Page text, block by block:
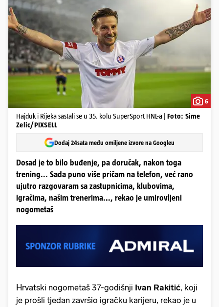
6
Hajduk i Rijeka sastali se u 35. kolu SuperSport HNL-a | Foto: Sime
Zelic/PIXSELL
Dodaj 24sata među omiljene izvore na Googleu
Dosad je to bilo buđenje, pa doručak, nakon toga
trening... Sada puno više pričam na telefon, već rano
ujutro razgovaram sa zastupnicima, klubovima,
igračima, našim trenerima..., rekao je umirovljeni
nogometaš
Hrvatski nogometaš 37-godišnji Ivan Rakitić, koji
je prošli tjedan završio igračku karijeru, rekao je u